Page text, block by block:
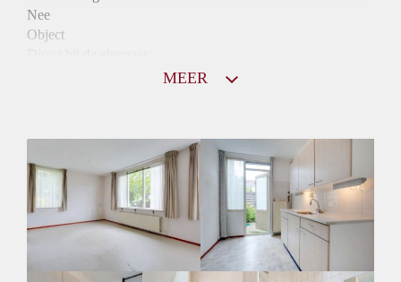
Nee
Object
Mogelijk
Inkomen eis
2,6 X Maandhuur Bruto
Huurtermijn
Onbepaalde termijn
Oplevering
MEER